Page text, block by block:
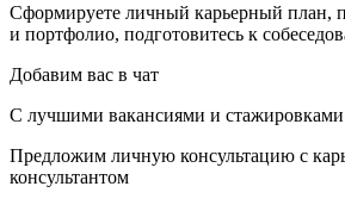
Сформируете личный карьерный план,
и портфолио, подготовитесь к
Добавим вас в чат
С лучшими вакансиями и
Предложим личную консультацию с
консультантом